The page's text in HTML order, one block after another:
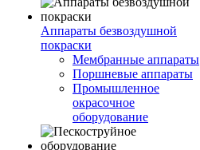
Аппараты безвоздушной
покраски
Мембранные аппараты
Поршневые аппараты
Промышленное
окрасочное
оборудование